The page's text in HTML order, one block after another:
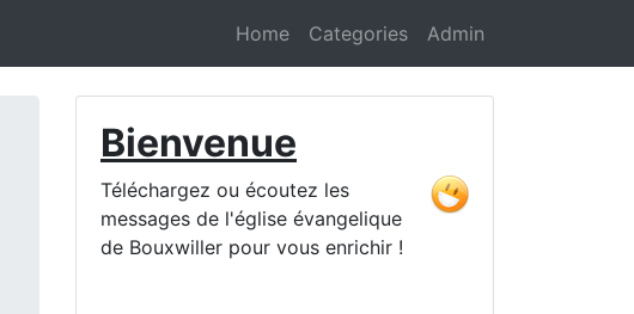
Home Categories Admin
Bienvenue
Téléchargez ou écoutez les
messages de l'église évangelique
de Bouxwiller pour vous enrichir !